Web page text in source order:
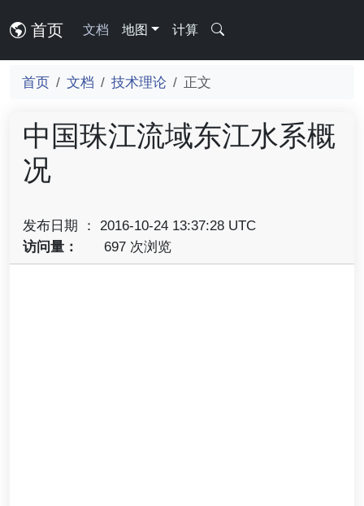
首页 文档 地图 计算
首页 文档 技术理论 正文
中国珠江流域东江水系概
况
发布日期 ： 2016-10-24 13:37:28 UTC
访问量：
697 次浏览